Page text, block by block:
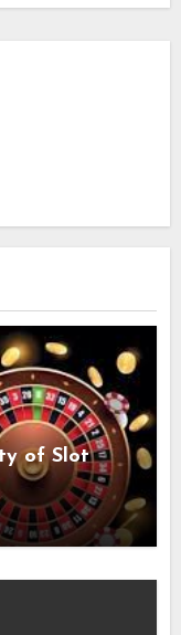
of Slot